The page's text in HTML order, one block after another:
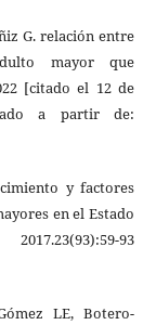
G. relación entre
mayor que
[citado el 12 de
a partir de:
y factores
en el Estado
93
LE, Botero-